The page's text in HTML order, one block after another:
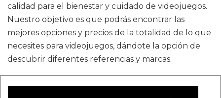
calidad para el bienestar y cuidado de videojuegos.
Nuestro objetivo es que podrás encontrar las
mejores opciones y precios de la totalidad de lo que
necesites para videojuegos, dándote la opción de
descubrir diferentes referencias y marcas.